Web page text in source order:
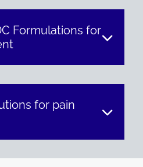
Formulations for
for pain